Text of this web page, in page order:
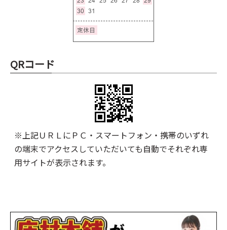
QRコード
※上記ＵＲＬにＰＣ・スマートフォン・携帯のいずれ
の端末でアクセスしていただいても自動でそれぞれ専
用サイトが表示されます。